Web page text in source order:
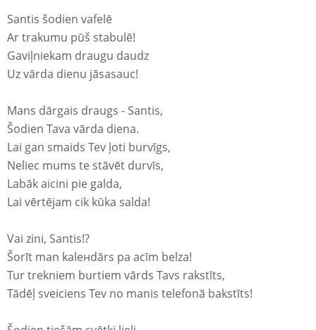
Santis šodien vafelē
Ar trakumu pūš stabulē!
Gaviļniekam draugu daudz
Uz vārda dienu jāsasauc!
Mans dārgais draugs - Santis,
Šodien Tava vārda diena.
Lai gan smaids Tev ļoti burvīgs,
Neliec mums te stāvēt durvīs,
Labāk aicini pie galda,
Lai vērtējam cik kūka salda!
Vai zini, Santis!?
Šorīt man kaleнdārs pa acīm belza!
Tur trekniem burtiem vārds Tavs rakstīts,
Tādēļ sveiciens Tev no manis telefonā bakstīts!